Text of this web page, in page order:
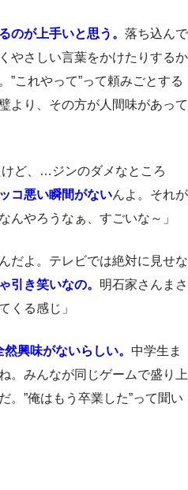
のが上手いと思う。 落ち込んで
やさしい言葉をかけたりするか
”これやって”って頼みごとする
より、その方が人間味があって
ど、…ジンのダメなところ
コ悪い瞬間がないんよ。それが
んやろうなぁ、すごいな～」
だよ。テレビでは絶対に見せな
引き笑いなの。 明石家さんまさ
くる感じ」
興味がないらしい。 中学生ま
。みんなが同じゲームで盛り上
。”俺はもう卒業した”って聞い